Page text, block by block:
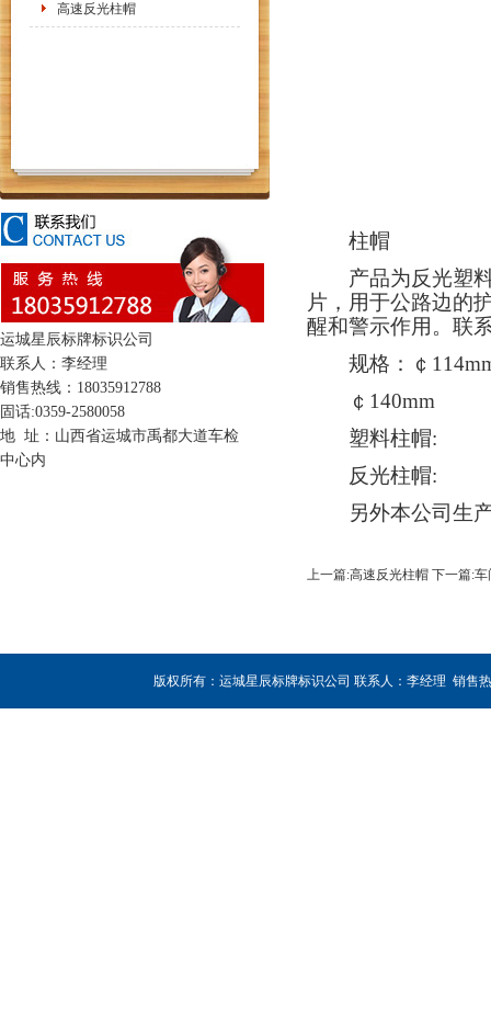
高速反光柱帽
运城星辰标牌标识公司
联系人：李经理
销售热线：18035912788
固话:0359-2580058
地 址：山西省运城市禹都大道车检
中心内
柱帽
产品为反光塑料
片，用于公路边的
醒和警示作用。联
规格：￠
￠140mm
塑料柱帽:
反光柱帽:
另外本公司生产
上一篇:高速反光柱帽 下一篇:
版权所有：运城星辰标牌标识公司 联系人：李经理 销售